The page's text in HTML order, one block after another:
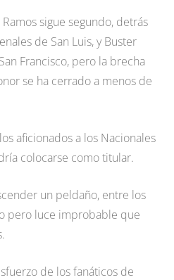
sigue segundo, detrás
de San Luis, y Buster
Francisco, pero la brecha
se ha cerrado a menos de
aficionados a los Nacionales
colocarse como titular.
un peldaño, entre los
pero luce improbable que
de los fanáticos de